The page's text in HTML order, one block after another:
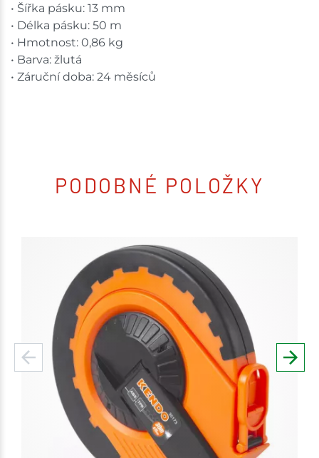
• Šířka pásku: 13 mm
• Délka pásku: 50 m
• Hmotnost: 0,86 kg
• Barva: žlutá
• Záruční doba: 24 měsíců
PODOBNÉ POLOŽKY